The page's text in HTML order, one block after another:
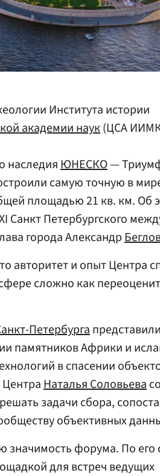
Института истории
академии наук(ЦСА
наследияЮНЕСКО—
самую точную в
площадью 21 кв. км. Об
Санкт Петербургского
города Александр
авторитет и опыт Центра
сложно как
Петербургапредставили
памятников Африки и
в спасении
ЦентраНаталья Соловьева
задачи сбора,
объективных
значимость форума. По его
для встреч ведущих